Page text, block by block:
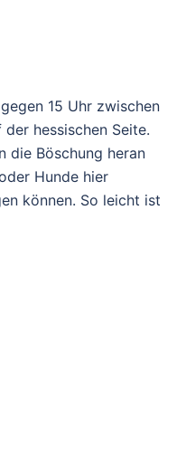
15 Uhr zwischen
hessischen Seite.
die Böschung heran
Hunde hier
können. So leicht ist